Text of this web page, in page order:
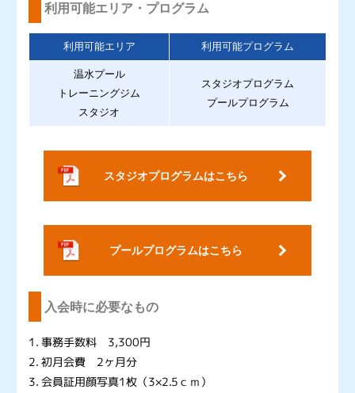
利用可能エリア・プログラム
利用可能エリア 利用可能プログラム
温水プール
トレーニングジム
スタジオ
スタジオプログラム
プールプログラム
スタジオプログラムはこちら
プールプログラムはこちら
入会時に必要なもの
1. 事務手数料 3,300円
2. 初月会費 2ヶ月分
3. 会員証用顔写真1枚（3×2.5ｃｍ）